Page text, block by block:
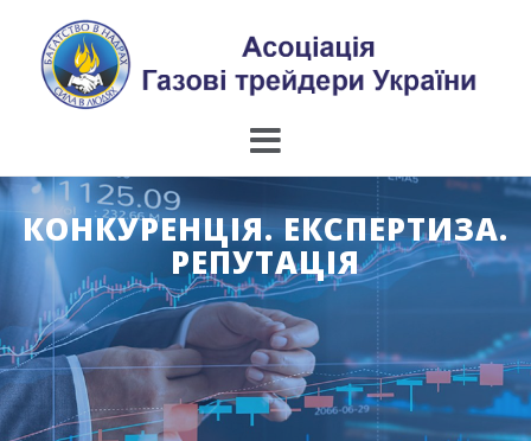
content
КОНКУРЕНЦІЯ. ЕКСПЕРТИЗА.
РЕПУТАЦІЯ